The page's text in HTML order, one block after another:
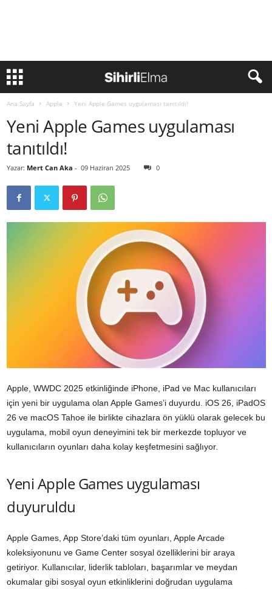
Ana Sayfa Apple Yeni Apple Games uygulaması tanıtıldı!
Yeni Apple Games uygulaması
tanıtıldı!
Yazar: Mert Can Aka - 09 Haziran 2025 0
Apple, WWDC 2025 etkinliğinde iPhone, iPad ve Mac kullanıcıları
için yeni bir uygulama olan Apple Games’i duyurdu. iOS 26, iPadOS
26 ve macOS Tahoe ile birlikte cihazlara ön yüklü olarak gelecek bu
uygulama, mobil oyun deneyimini tek bir merkezde topluyor ve
kullanıcıların oyunları daha kolay keşfetmesini sağlıyor.
Yeni Apple Games uygulaması
duyuruldu
Apple Games, App Store’daki tüm oyunları, Apple Arcade
koleksiyonunu ve Game Center sosyal özelliklerini bir araya
getiriyor. Kullanıcılar, liderlik tabloları, başarımlar ve meydan
okumalar gibi sosyal oyun etkinliklerini doğrudan uygulama